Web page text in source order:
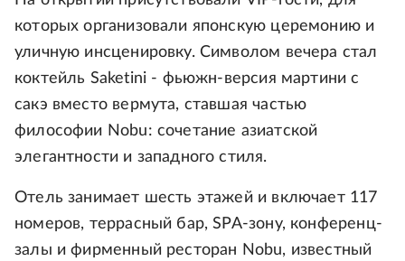
которых организовали японскую церемонию и
уличную инсценировку. Символом вечера стал
коктейль Saketini - фьюжн-версия мартини с
сакэ вместо вермута, ставшая частью
философии Nobu: сочетание азиатской
элегантности и западного стиля.
Отель занимает шесть этажей и включает 117
номеров, террасный бар, SPA-зону, конференц-
залы и фирменный ресторан Nobu, известный